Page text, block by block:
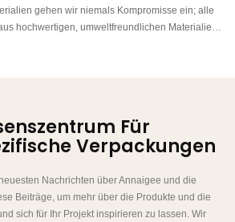
gehen wir niemals Kompromisse ein; alle
hochwertigen, umweltfreundlichen Materialien
Für
Verpackungen
Nachrichten über Annaigee und die
Beiträge, um mehr über die Produkte und die
sich für Ihr Projekt inspirieren zu lassen. Wir